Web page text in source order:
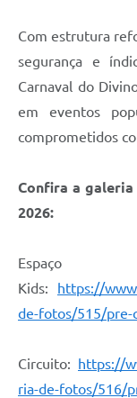
Com estrutura
segurança e
Carnaval do
em eventos
comprometidos
Confira a
2026:
Espaço
Kids: https://
de-fotos/515/pre-
Circuito: https://
ria-de-fotos/516/